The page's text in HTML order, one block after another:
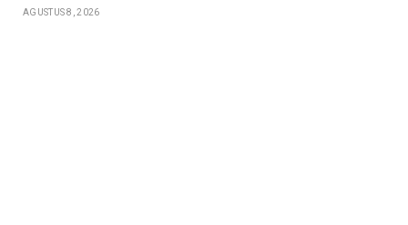
AGUSTUS 8, 2026